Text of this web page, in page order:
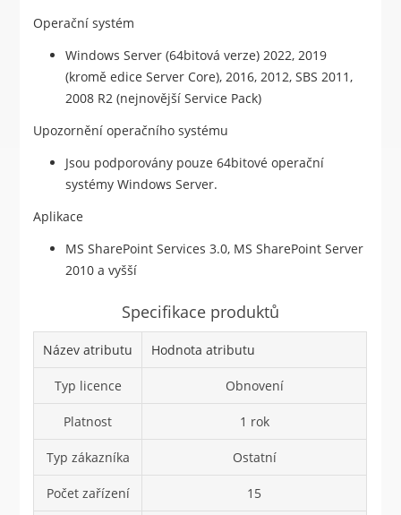
Operační systém
Windows Server (64bitová verze) 2022, 2019
(kromě edice Server Core), 2016, 2012, SBS 2011,
2008 R2 (nejnovější Service Pack)
Upozornění operačního systému
Jsou podporovány pouze 64bitové operační
systémy Windows Server.
Aplikace
MS SharePoint Services 3.0, MS SharePoint Server
2010 a vyšší
Specifikace produktů
Název atributu Hodnota atributu
Typ licence Obnovení
Platnost 1 rok
Typ zákazníka Ostatní
Počet zařízení 15